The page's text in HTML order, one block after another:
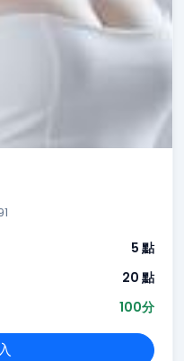
5 點
20 點
100分